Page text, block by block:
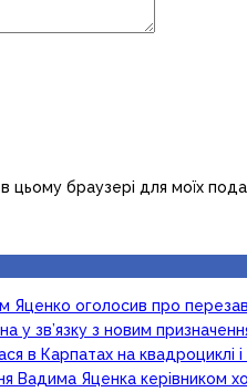
браузері для моїх
Яценко оголосив про
у зв’язку з новим
в Карпатах на квадроциклі і
Вадима Яценка